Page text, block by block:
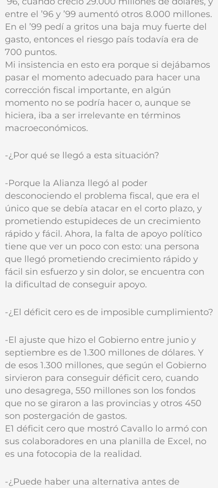
entre el ’96 y ’99 aumentó otros 8.000 millones.
En el ’99 pedí a gritos una baja muy fuerte del
gasto, entonces el riesgo país todavía era de
700 puntos.
Mi insistencia en esto era porque si dejábamos
pasar el momento adecuado para hacer una
corrección fiscal importante, en algún
momento no se podría hacer o, aunque se
hiciera, iba a ser irrelevante en términos
macroeconómicos.
-¿Por qué se llegó a esta situación?
-Porque la Alianza llegó al poder
desconociendo el problema fiscal, que era el
único que se debía atacar en el corto plazo, y
prometiendo estupideces de un crecimiento
rápido y fácil. Ahora, la falta de apoyo político
tiene que ver un poco con esto: una persona
que llegó prometiendo crecimiento rápido y
fácil sin esfuerzo y sin dolor, se encuentra con
la dificultad de conseguir apoyo.
-¿El déficit cero es de imposible cumplimiento?
-El ajuste que hizo el Gobierno entre junio y
septiembre es de 1.300 millones de dólares. Y
de esos 1.300 millones, que según el Gobierno
sirvieron para conseguir déficit cero, cuando
uno desagrega, 550 millones son los fondos
que no se giraron a las provincias y otros 450
son postergación de gastos.
E1 déficit cero que mostró Cavallo lo armó con
sus colaboradores en una planilla de Excel, no
es una fotocopia de la realidad.
-¿Puede haber una alternativa antes de